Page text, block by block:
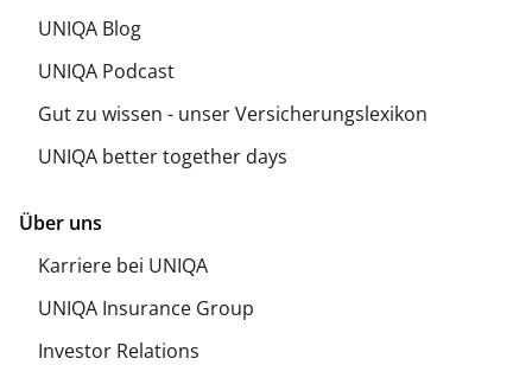
UNIQA Blog
UNIQA Podcast
Gut zu wissen - unser Versicherungslexikon
UNIQA better together days
Über uns
Karriere bei UNIQA
UNIQA Insurance Group
Investor Relations